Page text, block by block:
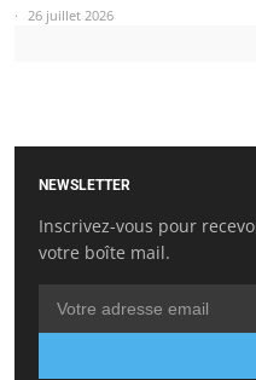
26 juillet 2026
NEWSLETTER
Inscrivez-vous pour
votre boîte mail.